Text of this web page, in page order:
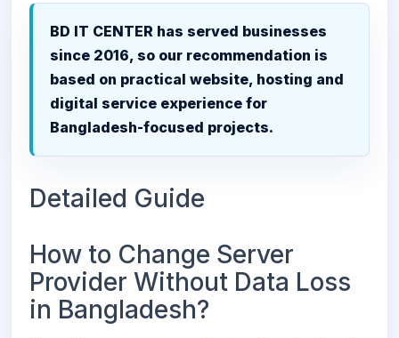
BD IT CENTER has served businesses
since 2016, so our recommendation is
based on practical website, hosting and
digital service experience for
Bangladesh-focused projects.
Detailed Guide
How to Change Server
Provider Without Data Loss
in Bangladesh?